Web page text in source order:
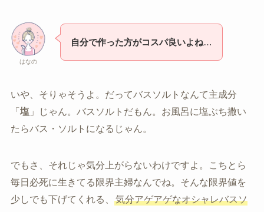
はなの
自分で作った方がコスパ良いよね…
いや、そりゃそうよ。だってバスソルトなんて主成分
「塩 」じゃん。バスソルトだもん。お風呂に塩ぶち撒い
たらバス・ソルトになるじゃん。
でもさ、それじゃ気分上がらないわけですよ。こちとら
毎日必死に生きてる限界主婦なんでね。そんな限界値を
少しでも下げてくれる、
気分アゲアゲなオシャレバスソ